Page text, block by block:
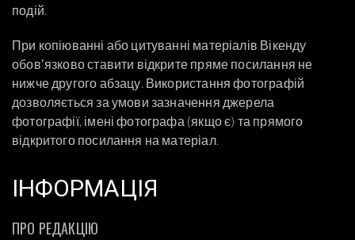
подій.
При копіюванні або цитуванні матеріалів Вікенду
обовʼязково ставити відкрите пряме посилання не
нижче другого абзацу. Використання фотографій
дозволяється за умови зазначення джерела
фотографії, імені фотографа (якщо є) та прямого
відкритого посилання на матеріал.
ІНФОРМАЦІЯ
ПРО РЕДАКЦІЮ